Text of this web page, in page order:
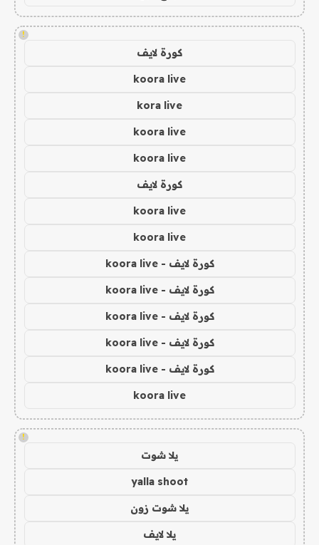
!
كورة لايف
koora live
kora live
koora live
koora live
كورة لايف
koora live
koora live
كورة لايف - koora live
كورة لايف - koora live
كورة لايف - koora live
كورة لايف - koora live
كورة لايف - koora live
koora live
!
يلا شوت
yalla shoot
يلا شوت زون
يلا لايف